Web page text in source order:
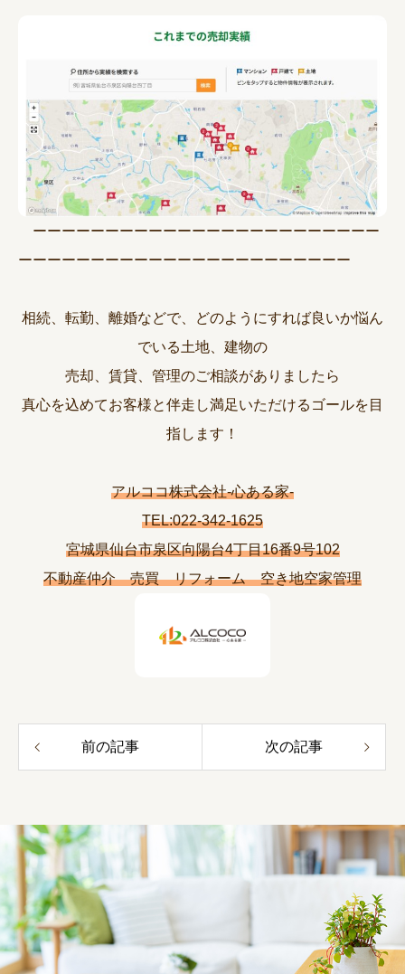
ーーーーーーーーーーーーーーーーーーーーーーーー
ーーーーーーーーーーーーーーーーーーーーーーー
相続、転勤、離婚などで、どのようにすれば良いか悩ん
でいる土地、建物の
売却、賃貸、管理のご相談がありましたら
真心を込めてお客様と伴走し満足いただけるゴールを目
指します！
アルココ株式会社-心ある家-
TEL:022-342-1625
宮城県仙台市泉区向陽台4丁目16番9号102
不動産仲介 売買 リフォーム 空き地空家管理
前の記事 次の記事